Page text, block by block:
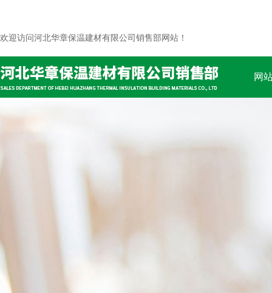
欢迎访问河北华章保温建材有限公司销售部网站！
网